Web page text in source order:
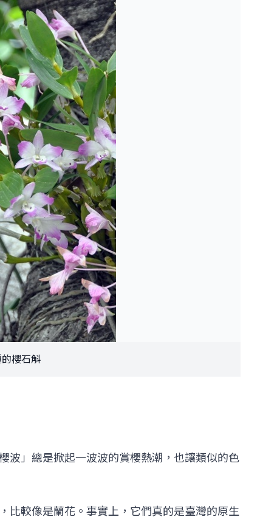
櫻石斛
波」總是掀起一波波的賞櫻熱潮，也讓類似的色
比較像是蘭花。事實上，它們真的是臺灣的原生